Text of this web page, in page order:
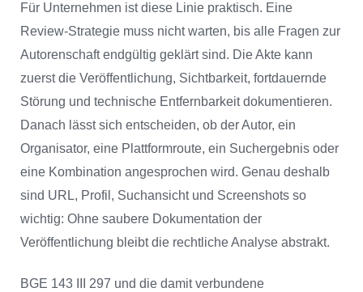
Für Unternehmen ist diese Linie praktisch. Eine
Review-Strategie muss nicht warten, bis alle Fragen zur
Autorenschaft endgültig geklärt sind. Die Akte kann
zuerst die Veröffentlichung, Sichtbarkeit, fortdauernde
Störung und technische Entfernbarkeit dokumentieren.
Danach lässt sich entscheiden, ob der Autor, ein
Organisator, eine Plattformroute, ein Suchergebnis oder
eine Kombination angesprochen wird. Genau deshalb
sind URL, Profil, Suchansicht und Screenshots so
wichtig: Ohne saubere Dokumentation der
Veröffentlichung bleibt die rechtliche Analyse abstrakt.
BGE 143 III 297 und die damit verbundene